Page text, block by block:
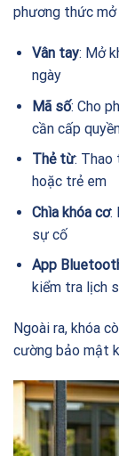
phương thức mở
Vân tay: Mở
ngày
Mã số: Cho
cần cấp
Thẻ từ: Thao
hoặc trẻ em
Chìa khóa cơ:
sự cố
App
kiểm tra lịch
Ngoài ra, khóa
cường bảo mật